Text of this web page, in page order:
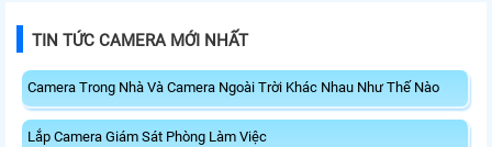
TIN TỨC CAMERA MỚI NHẤT
Camera Trong Nhà Và Camera Ngoài Trời Khác Nhau Như Thế Nào
Lắp Camera Giám Sát Phòng Làm Việc